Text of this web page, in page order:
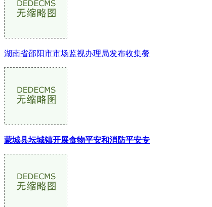
湖南省邵阳市市场监视办理局发布收集餐
蒙城县坛城镇开展食物平安和消防平安专